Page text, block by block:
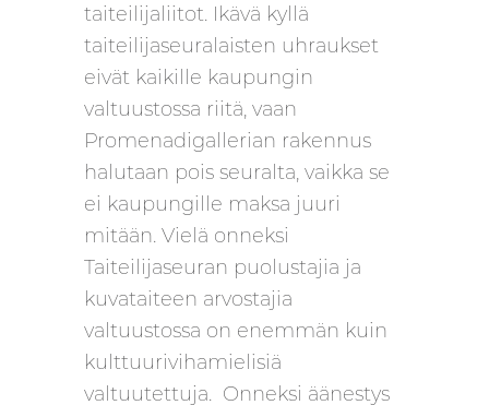
taiteilijaliitot. Ikävä kyllä
taiteilijaseuralaisten uhraukset
eivät kaikille kaupungin
valtuustossa riitä, vaan
Promenadigallerian rakennus
halutaan pois seuralta, vaikka se
ei kaupungille maksa juuri
mitään. Vielä onneksi
Taiteilijaseuran puolustajia ja
kuvataiteen arvostajia
valtuustossa on enemmän kuin
kulttuurivihamielisiä
valtuutettuja. Onneksi äänestys